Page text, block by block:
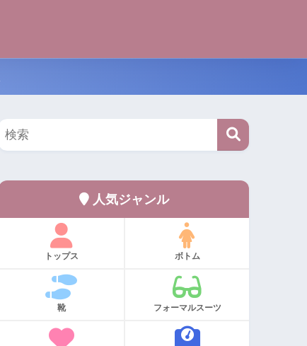
人気ジャンル
トップス ボトム
靴 フォーマルスーツ